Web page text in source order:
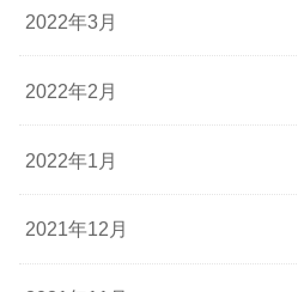
2022年3月
2022年2月
2022年1月
2021年12月